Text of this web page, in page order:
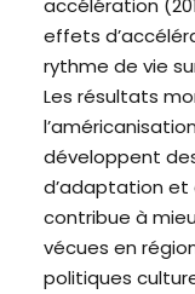
accélération
effets
rythme de vie
Les résultats
développent
d’adaptation et
contribue à
vécues en
politiques